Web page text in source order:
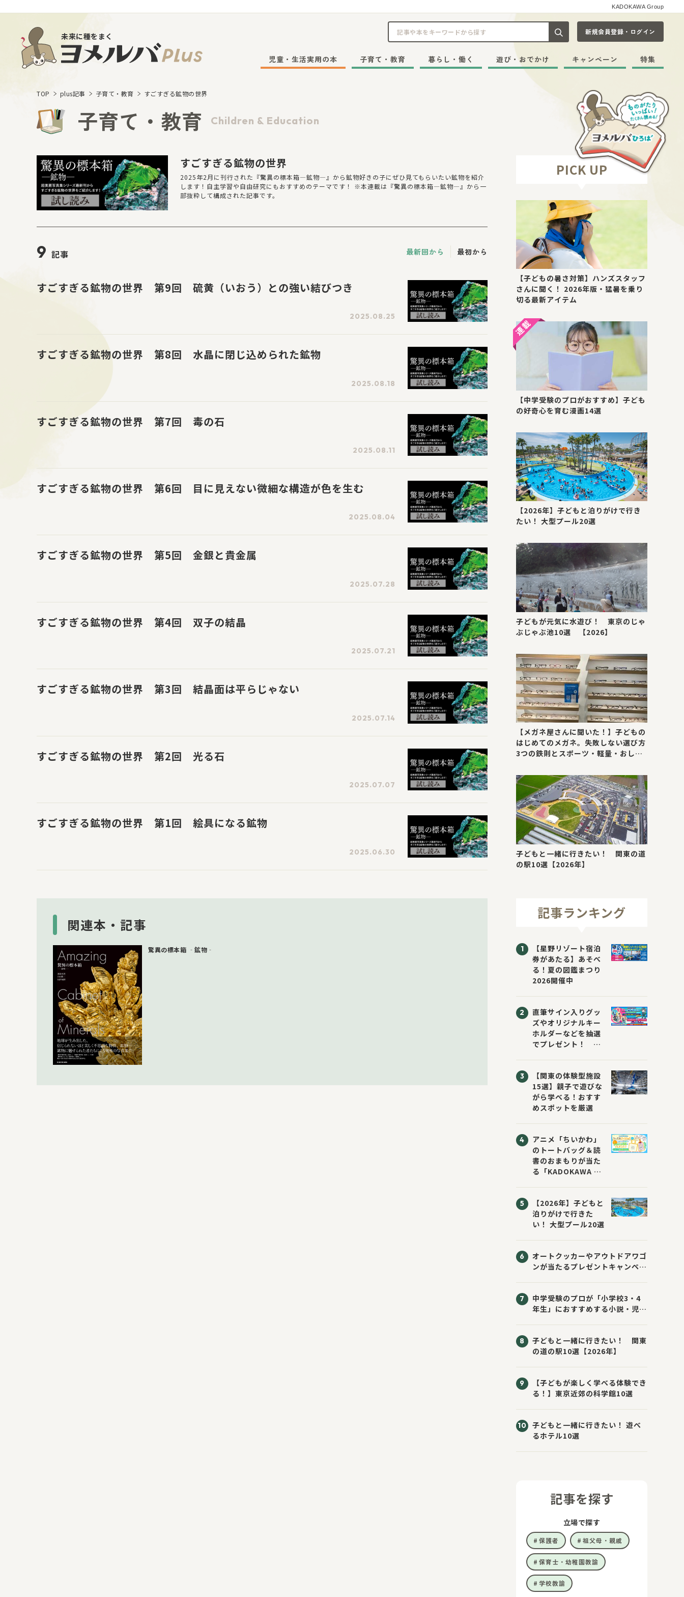
KADOKAWA Group
未来に種をまく 記事や本をキーワードから探す
新規会員登録・ログイン
児童・生活実用の本 子育て・教育 暮らし・働く 遊び・おでかけ キャンペーン 特集
TOP plus記事 子育て・教育 すごすぎる鉱物の世界
Children & Education
子育て・教育
すごすぎる鉱物の世界
2025年2月に刊行された『驚異の標本箱―鉱物―』から鉱物好きの子にぜひ見てもらいたい鉱物を紹介
します！自主学習や自由研究にもおすすめのテーマです！ ※本連載は『驚異の標本箱―鉱物―』から一
部抜粋して構成された記事です。
9 記事 最新回から 最初から
すごすぎる鉱物の世界 第9回 硫黄（いおう）との強い結びつき
2025.08.25
すごすぎる鉱物の世界 第8回 水晶に閉じ込められた鉱物
2025.08.18
すごすぎる鉱物の世界 第7回 毒の石
2025.08.11
すごすぎる鉱物の世界 第6回 目に見えない微細な構造が色を生む
2025.08.04
すごすぎる鉱物の世界 第5回 金銀と貴金属
2025.07.28
すごすぎる鉱物の世界 第4回 双子の結晶
2025.07.21
すごすぎる鉱物の世界 第3回 結晶面は平らじゃない
2025.07.14
すごすぎる鉱物の世界 第2回 光る石
2025.07.07
すごすぎる鉱物の世界 第1回 絵具になる鉱物
2025.06.30
関連本・記事
驚異の標本箱 ‐鉱物‐
PICK UP
【子どもの暑さ対策】ハンズスタッフ
さんに聞く！ 2026年版・猛暑を乗り
切る最新アイテム
【中学受験のプロがおすすめ】子ども
の好奇心を育む漫画14選
【2026年】子どもと泊りがけで行き
たい！ 大型プール20選
子どもが元気に水遊び！ 東京のじゃ
ぶじゃぶ池10選 【2026】
【メガネ屋さんに聞いた！】子どもの
はじめてのメガネ。失敗しない選び方
3つの鉄則とスポーツ・軽量・おしゃ
子どもと一緒に行きたい！ 関東の道
の駅10選【2026年】
記事ランキング
【星野リゾート宿泊
券があたる】あそべ
る！夏の図鑑まつり
2026開催中
直筆サイン入りグッ
ズやオリジナルキー
ホルダーなどを抽選
でプレゼント！
ジブックフェア2026
～すまない先生と読
書にチャレンジ！
～」が開催！
【関東の体験型施設
15選】親子で遊びな
がら学べる！おすす
めスポットを厳選
アニメ「ちいかわ」
のトートバッグ＆読
書のおまもりが当た
る「KADOKAWA ち
催！ スマホ壁紙は
応募者全員にプレゼ
ント！
【2026年】子どもと
泊りがけで行きた
い！ 大型プール20選
オートクッカーやアウトドアワゴ
ンが当たるプレゼントキャンペー
中学受験のプロが「小学校3・4
年生」におすすめする小説・児童
子どもと一緒に行きたい！ 関東
の道の駅10選【2026年】
【子どもが楽しく学べる体験でき
る！】東京近郊の科学館10選
子どもと一緒に行きたい！ 遊べ
るホテル10選
記事を探す
立場で探す
保護者 祖父母・親戚
保育士・幼稚園教諭
学校教諭